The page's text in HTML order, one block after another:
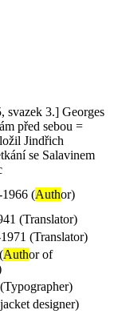
svazek 3.] Georges
před sebou =
Jindřich
se Salavinem
1966 (Author)
(Translator)
(Translator)
Author of
designer)